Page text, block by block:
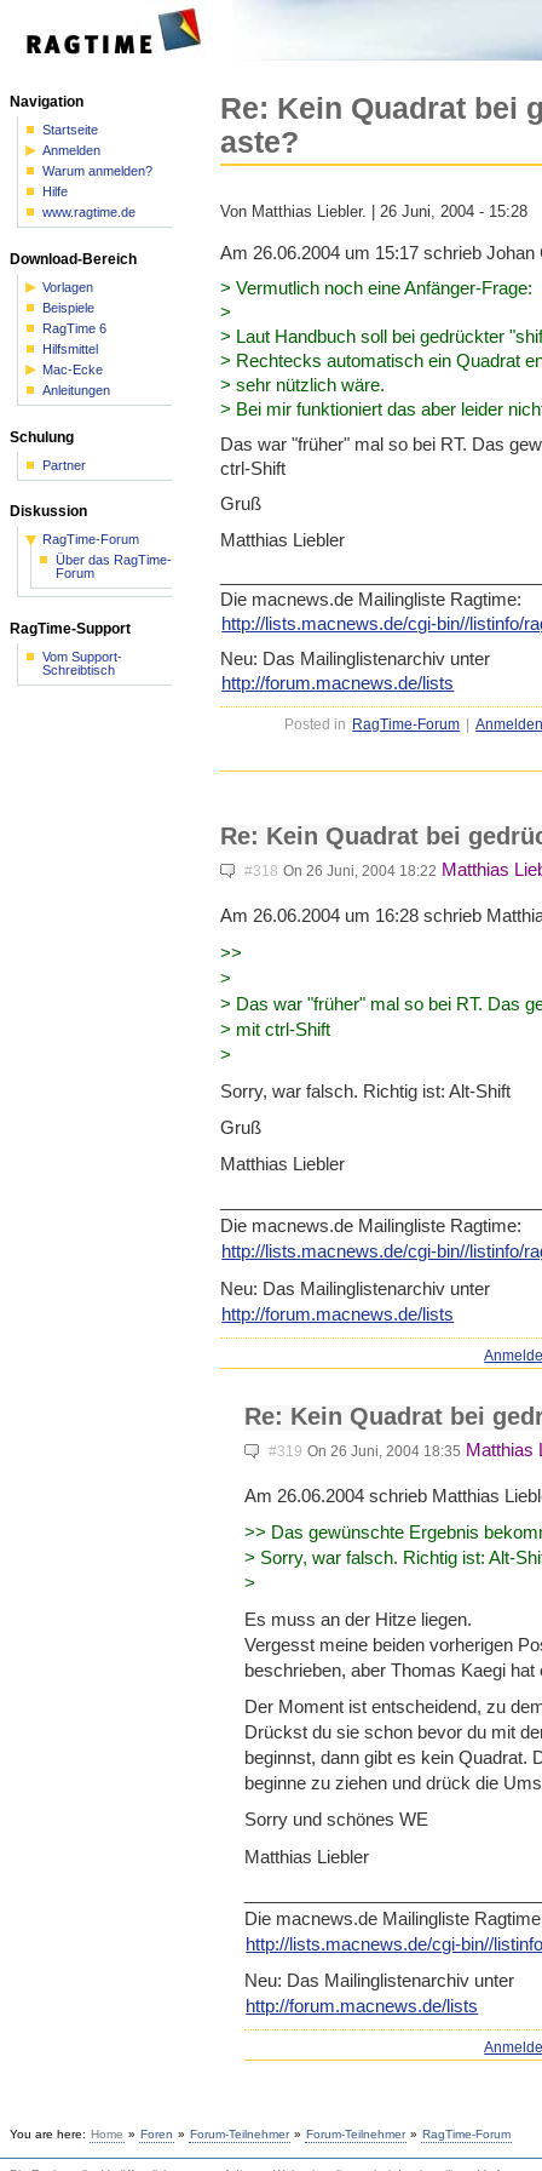
Re: Kein Quadrat bei
aste?
Von Matthias Liebler. | 26 Juni, 2004 - 15:28
Am 26.06.2004 um 15:17 schrieb Johan
> Vermutlich noch eine Anfänger-Frage:
>
> Laut Handbuch soll bei gedrückter
> Rechtecks automatisch ein Quadrat
> sehr nützlich wäre.
> Bei mir funktioniert das aber leider
Das war "früher" mal so bei RT. Das
ctrl-Shift
Gruß
Matthias Liebler
Die macnews.de Mailingliste Ragtime:
http://lists.macnews.de/cgi-bin//listinfo/
Neu: Das Mailinglistenarchiv unter
http://forum.macnews.de/lists
Posted in RagTime-Forum
Re: Kein Quadrat bei
#318 On 26 Juni, 2004 18:22 Matthias
Am 26.06.2004 um 16:28 schrieb
>>
>
> Das war "früher" mal so bei RT. Das
> mit ctrl-Shift
>
Sorry, war falsch. Richtig ist: Alt-Shift
Gruß
Matthias Liebler
Die macnews.de Mailingliste Ragtime:
http://lists.macnews.de/cgi-bin//listinfo/
Neu: Das Mailinglistenarchiv unter
http://forum.macnews.de/lists
Re: Kein Quadrat bei
#319 On 26 Juni, 2004 18:35 Matthias
Am 26.06.2004 schrieb Matthias
>> Das gewünschte Ergebnis
> Sorry, war falsch. Richtig ist: Alt-
>
Es muss an der Hitze liegen.
Vergesst meine beiden vorherigen
beschrieben, aber Thomas Kaegi hat
Der Moment ist entscheidend, zu
Drückst du sie schon bevor du mit
beginnst, dann gibt es kein Quadrat.
beginne zu ziehen und drück die
Sorry und schönes WE
Matthias Liebler
Die macnews.de Mailingliste
http://lists.macnews.de/cgi-bin//
Neu: Das Mailinglistenarchiv unter
http://forum.macnews.de/lists
Navigation
Startseite
Anmelden
Warum anmelden?
Hilfe
www.ragtime.de
Download-Bereich
Vorlagen
Beispiele
RagTime 6
Hilfsmittel
Mac-Ecke
Anleitungen
Schulung
Partner
Diskussion
RagTime-Forum
Über das RagTime-
Forum
RagTime-Support
Vom Support-
Schreibtisch
You are here: Home » Foren » Forum-Teilnehmer » Forum-Teilnehmer » RagTime-Forum